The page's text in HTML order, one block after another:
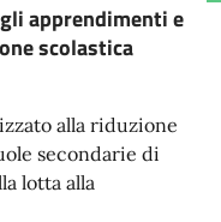
apprendimenti e
scolastica
alla riduzione
secondarie di
lotta alla